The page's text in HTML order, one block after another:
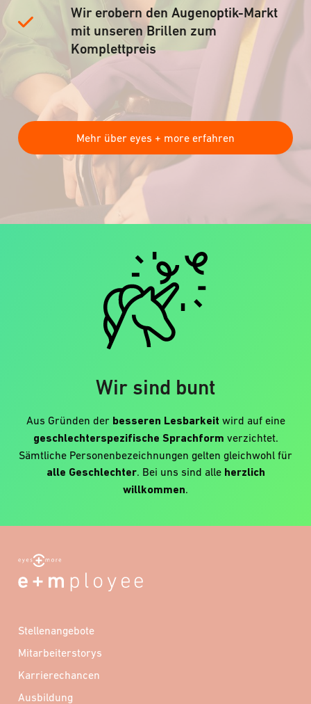
Wir erobern den Augenoptik-Markt
mit unseren Brillen zum
Komplettpreis
Mehr über eyes + more erfahren
Wir sind bunt
Aus Gründen der besseren Lesbarkeit wird auf eine
geschlechterspezifische Sprachform verzichtet.
Sämtliche Personenbezeichnungen gelten gleichwohl für
alle Geschlechter. Bei uns sind alle herzlich
willkommen.
Stellenangebote
Mitarbeiterstorys
Karrierechancen
Ausbildung